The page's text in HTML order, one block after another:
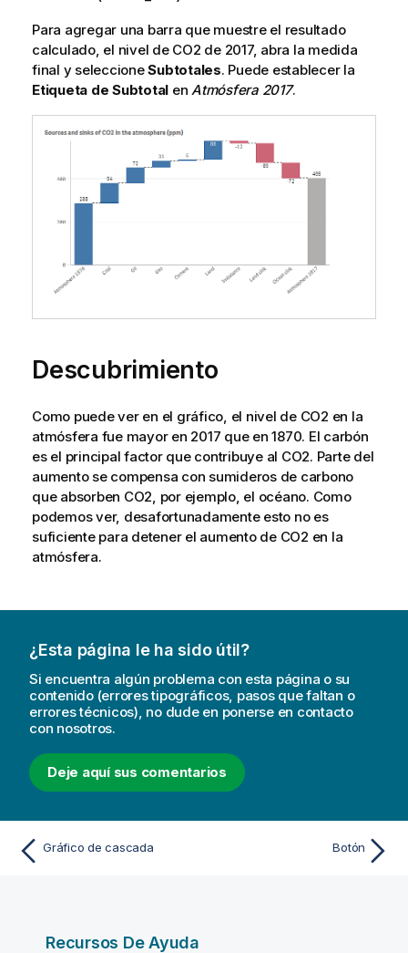
Para agregar una barra que muestre el resultado
calculado, el nivel de CO2 de 2017, abra la medida
final y seleccioneSubtotales. Puede establecer la
Etiqueta de Subtotal en Atmósfera 2017.
Descubrimiento
Como puede ver en el gráfico, el nivel de CO2 en la
atmósfera fue mayor en 2017 que en 1870. El carbón
es el principal factor que contribuye al CO2. Parte del
aumento se compensa con sumideros de carbono
que absorben CO2, por ejemplo, el océano. Como
podemos ver, desafortunadamente esto no es
suficiente para detener el aumento de CO2 en la
atmósfera.
¿Esta página le ha sido útil?
Si encuentra algún problema con esta página o su
contenido (errores tipográficos, pasos que faltan o
errores técnicos), no dude en ponerse en contacto
con nosotros.
Deje aquí sus comentarios
Gráfico de cascada Botón
Recursos De Ayuda